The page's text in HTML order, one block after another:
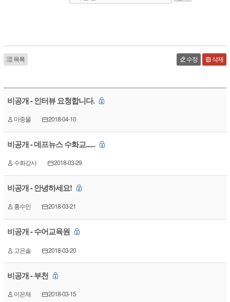
목록 수정 삭제
비공개 - 인터뷰 요청합니다.
마중물 2018-04-10
비공개 - 데프뉴스 수화교......
수화강사 2018-03-29
비공개 - 안녕하세요!
홍수민 2018-03-21
비공개 - 수어교육원
고은솔 2018-03-20
비공개 - 부천
이은채 2018-03-15